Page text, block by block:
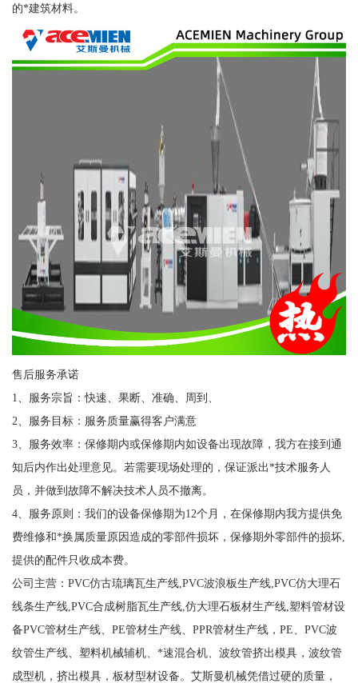
的*建筑材料。
售后服务承诺
1、服务宗旨：快速、果断、准确、周到、
2、服务目标：服务质量赢得客户满意
3、服务效率：保修期内或保修期内如设备出现故障，我方在接到通
知后内作出处理意见。若需要现场处理的，保证派出*技术服务人
员，并做到故障不解决技术人员不撤离。
4、服务原则：我们的设备保修期为12个月，在保修期内我方提供免
费维修和*换属质量原因造成的零部件损坏，保修期外零部件的损坏,
提供的配件只收成本费。
公司主营：PVC仿古琉璃瓦生产线,PVC波浪板生产线,PVC仿大理石
线条生产线,PVC合成树脂瓦生产线,仿大理石板材生产线,塑料管材设
备PVC管材生产线、PE管材生产线、PPR管材生产线，PE、PVC波
纹管生产线、塑料机械辅机、*速混合机、波纹管挤出模具，波纹管
成型机，挤出模具，板材型材设备。艾斯曼机械凭借过硬的质量，